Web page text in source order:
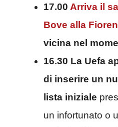
17.00 Arriva il
Bove alla
vicina nel
16.30 La Uefa
di inserire un
lista iniziale
un infortunato o